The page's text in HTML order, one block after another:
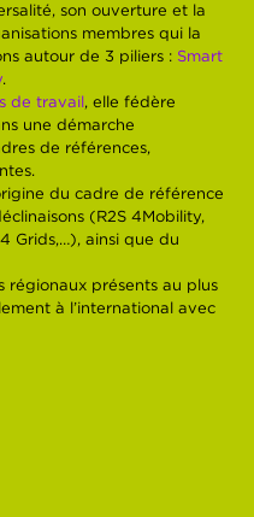
son ouverture et la
membres qui la
autour de 3 piliers : Smart
.
de travail, elle fédère
une démarche
de références,
du cadre de référence
(R2S 4Mobility,
Grids,…), ainsi que du
régionaux présents au plus
à l’international avec